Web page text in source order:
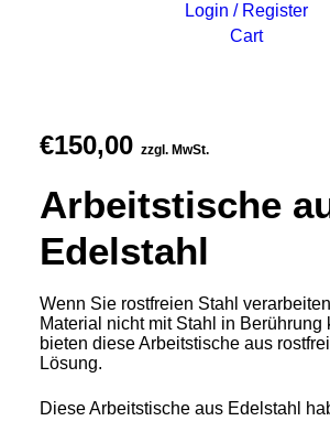
Login / Register
Cart
€150,00 zzgl. MwSt.
Arbeitstische
Edelstahl
Wenn Sie rostfreien Stahl
Material nicht mit Stahl in Berührung
bieten diese Arbeitstische aus
Lösung.
Diese Arbeitstische aus Edelstahl